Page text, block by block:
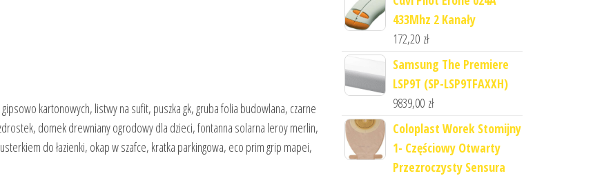
kartonowych, listwy na sufit, puszka gk, gruba folia budowlana, czarne
domek drewniany ogrodowy dla dzieci, fontanna solarna leroy merlin,
do łazienki, okap w szafce, kratka parkingowa, eco prim grip mapei,
433Mhz 2 Kanały
172,20 zł
Samsung The Premiere
LSP9T (SP-LSP9TFAXXH)
9839,00 zł
Coloplast Worek Stomijny
1- Częściowy Otwarty
Przezroczysty Sensura